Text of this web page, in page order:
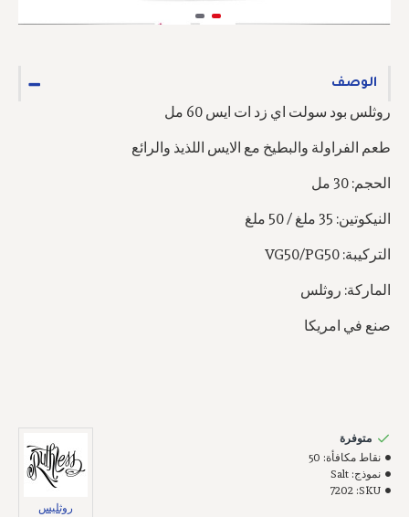
الوصف
روثلس بود سولت اي زد ات ايس 60 مل
طعم الفراولة والبطيخ مع الايس اللذيذ والرائع
الحجم: 30 مل
النيكوتين: 35 ملغ / 50 ملغ
التركيبة: VG50/PG50
الماركة: روثلس
صنع في امريكا
متوفرة
نقاط مكافأة: 50
نموذج: Salt
SKU:
7202
روثليس